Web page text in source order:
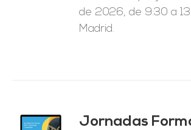
de 2026, de 9:30 a
Madrid.
Jornadas